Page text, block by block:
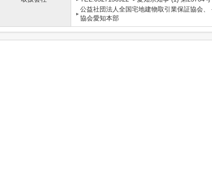
公益社団法人全国宅地建物取引業保証協会
協会愛知本部